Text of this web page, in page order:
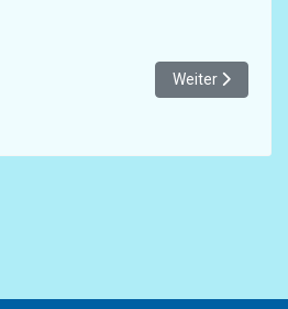
best of Kinderschutz aktivNächster
Weiter